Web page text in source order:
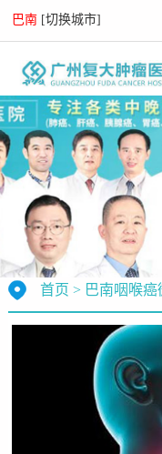
巴南 [切换城市]
首页 > 巴南咽喉